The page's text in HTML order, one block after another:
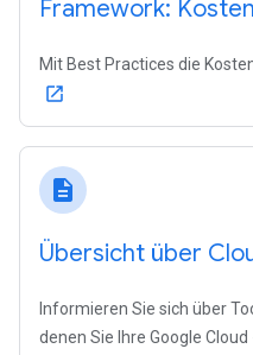
Framework:
Mit Best Practices die
open_in_new
description
Übersicht über
Informieren Sie sich über
denen Sie Ihre Google